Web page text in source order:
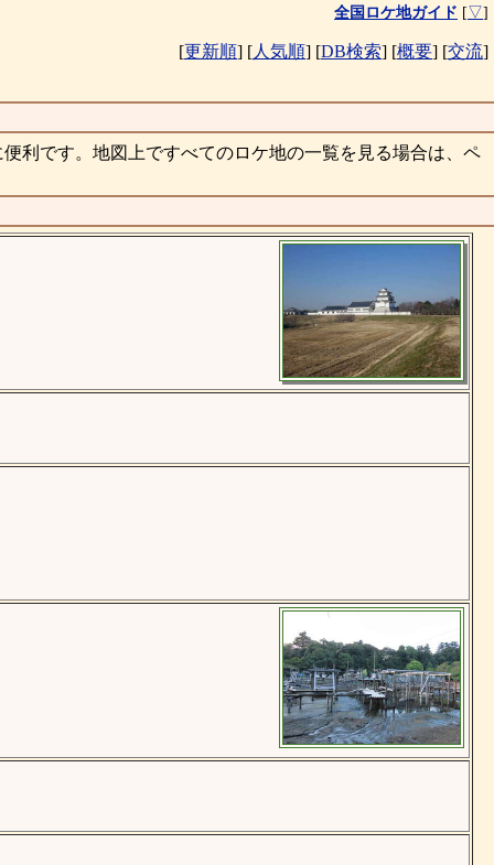
全国ロケ地ガイド [▽]
[更新順] [人気順] [DB検索] [概要] [交流]
利です。地図上ですべてのロケ地の一覧を見る場合は、ペ